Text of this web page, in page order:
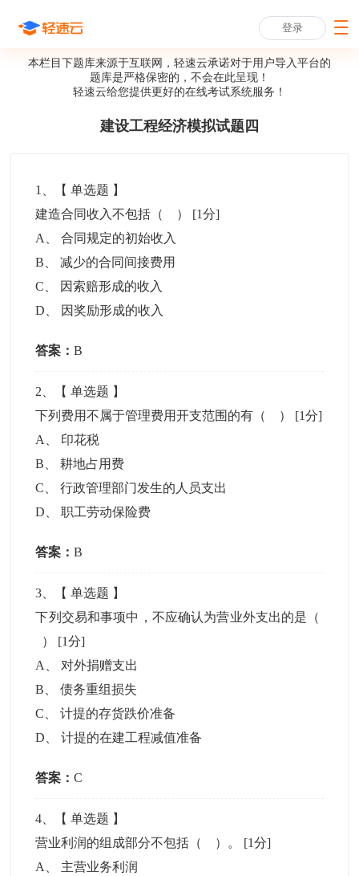
登录
本栏目下题库来源于互联网，轻速云承诺对于用户导入平台的
题库是严格保密的，不会在此呈现！
轻速云给您提供更好的在线考试系统服务！
建设工程经济模拟试题四
1 、【单选题 】
建造合同收入不包括（ ） [1分]
A
、合同规定的初始收入
B 、减少的合同间接费用
C
因索赔形成的收入
D
因奖励形成的收入
答案：B
2 、【单选题 】
下列费用不属于管理费用开支范围的有（ ） [1分]
A
印花税
B 、耕地占用费
C 、行政管理部门发生的人员支出
D 、职工劳动保险费
答案：B
3 、【单选题 】
下列交易和事项中，不应确认为营业外支出的是（
） [1分]
A
对外捐赠支出
B 、债务重组损失
C 、计提的存货跌价准备
D 、计提的在建工程减值准备
答案：C
4 、【单选题 】
营业利润的组成部分不包括（ ）。 [1分]
A
主营业务利润